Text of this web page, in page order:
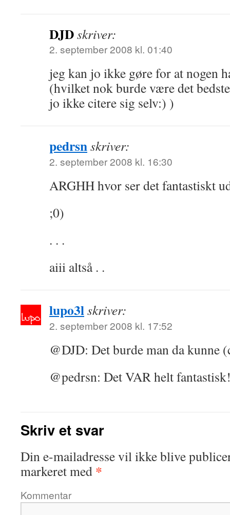
DJDskriver:
2. september 2008 kl. 01:40
jeg kan jo ikke gøre for at nogen
(hvilket nok burde være det
jo ikke citere sig selv:) )
pedrsnskriver:
2. september 2008 kl. 16:30
ARGHH hvor ser det fantastiskt
;0)
. . .
aiii altså . .
lupo3lskriver:
2. september 2008 kl. 17:52
@DJD: Det burde man da kunne
@pedrsn: Det VAR helt
Skriv et svar
Din e-mailadresse vil ikke blive
markeret med *
Kommentar